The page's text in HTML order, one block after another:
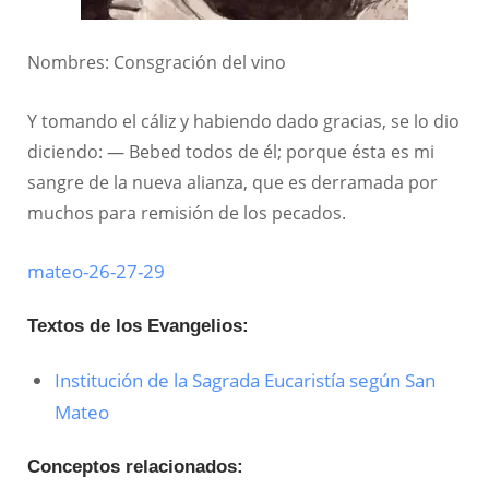
Nombres: Consgración del vino
Y tomando el cáliz y habiendo dado gracias, se lo dio
diciendo: — Bebed todos de él; porque ésta es mi
sangre de la nueva alianza, que es derramada por
muchos para remisión de los pecados.
mateo-26-27-29
Textos de los Evangelios:
Institución de la Sagrada Eucaristía según San
Mateo
Conceptos relacionados: